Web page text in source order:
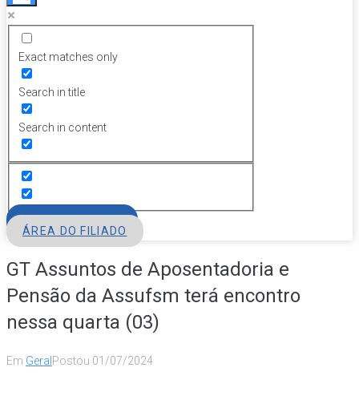
Exact matches only
Search in title
Search in content
ÁREA DO FILIADO
GT Assuntos de Aposentadoria e
Pensão da Assufsm terá encontro
nessa quarta (03)
Em Geral Postou 01/07/2024